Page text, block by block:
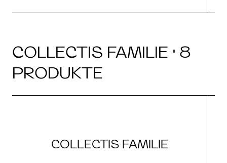
COLLECTIS FAMILIE · 8
PRODUKTE
COLLECTIS FAMILIE